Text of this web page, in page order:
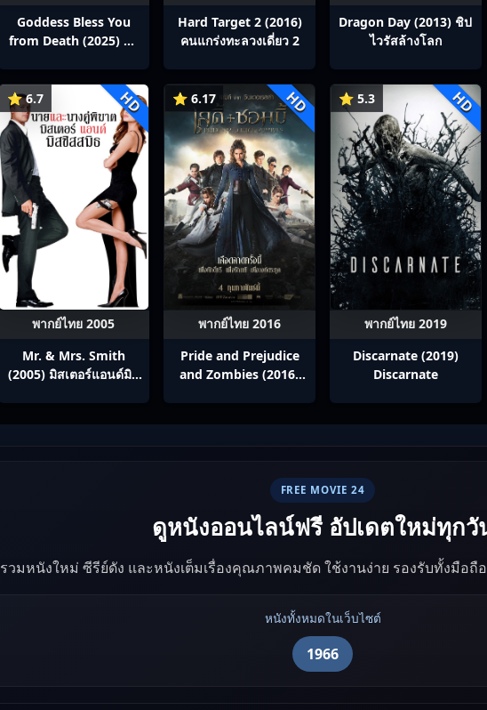
Goddess Bless You
from Death (2025) สิง
Hard Target 2 (2016)
คนแกร่งทะลวงเดี่ยว 2
Dragon Day (2013) ชิป
ไวรัสล้างโลก
⭐ 6.7 HD
พากย์ไทย 2005
Mr. & Mrs. Smith
(2005) มิสเตอร์แอนด์มิส
⭐ 6.17 HD
พากย์ไทย 2016
Pride and Prejudice
and Zombies (2016)
⭐ 5.3 HD
พากย์ไทย 2019
Discarnate (2019)
Discarnate
FREE MOVIE 24
ดูหนังออนไลน์ฟรี อัปเดตใหม่ทุกวั
รวมหนังใหม่ ซีรีย์ดัง และหนังเต็มเรื่องคุณภาพคมชัด ใช้งานง่าย รองรับทั้งมือถื
หนังทั้งหมดในเว็บไซต์
1966